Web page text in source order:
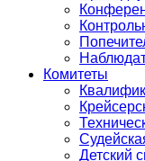
Комитеты
Детский